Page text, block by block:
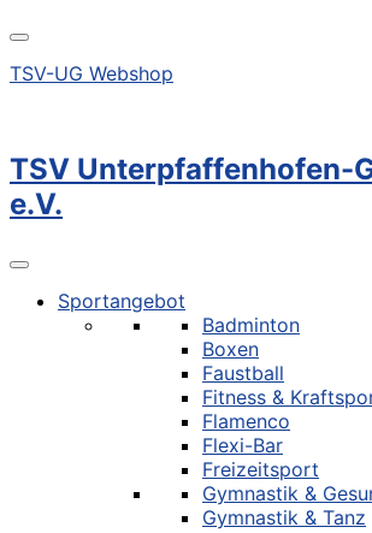
TSV-UG Webshop
TSV Unterpfaffenhofen-
e.V.
Sportangebot
Badminton
Boxen
Faustball
Fitness &
Flamenco
Flexi-Bar
Freizeitsport
Gymnastik &
Gymnastik & Tanz